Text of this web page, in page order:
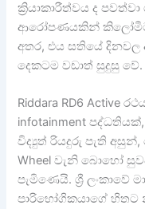
ක්‍රියාකාරීත්වය ද
ආරෝපණයකින්
අතර, එය සතියේ දිනවල
දෙකටම වඩාත් සුදුසු වේ.
Riddara RD6 Active
infotainment
විද්‍යුත් රියදුරු පැති
Wheel වැනි බොහෝ
පැමිණෙයි. ශ්‍රී ලංකාවේ
පාරිභෝගිකයාගේ හිතට